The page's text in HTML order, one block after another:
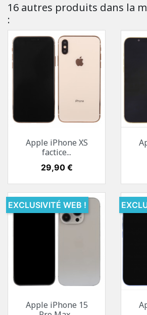
16 autres produits dans la
:
Apple iPhone XS
factice...
Prix
29,90 €
Apple iPhone 15
EXCLUSIVITÉ WEB !